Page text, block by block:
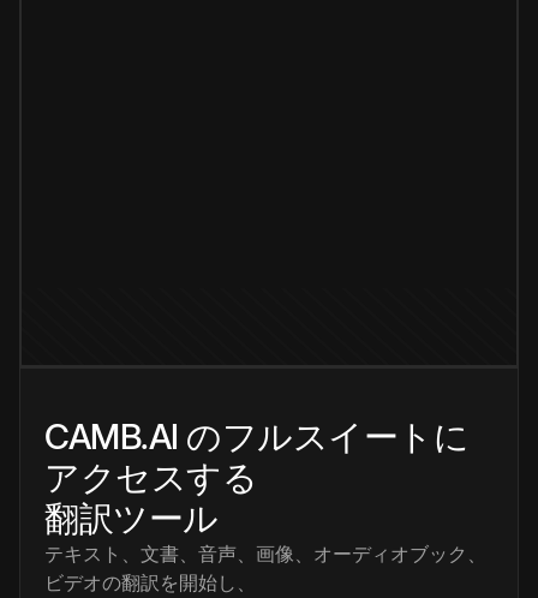
CAMB.AI のフルスイートに
アクセスする
翻訳ツール
テキスト、文書、音声、画像、オーディオブック、
ビデオの翻訳を開始し、